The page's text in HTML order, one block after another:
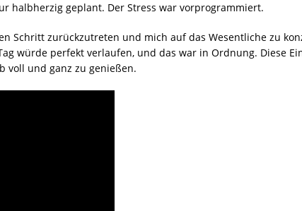
halbherzig geplant. Der Stress war vorprogrammiert.
Schritt zurückzutreten und mich auf das Wesentliche zu
würde perfekt verlaufen, und das war in Ordnung. Diese
voll und ganz zu genießen.